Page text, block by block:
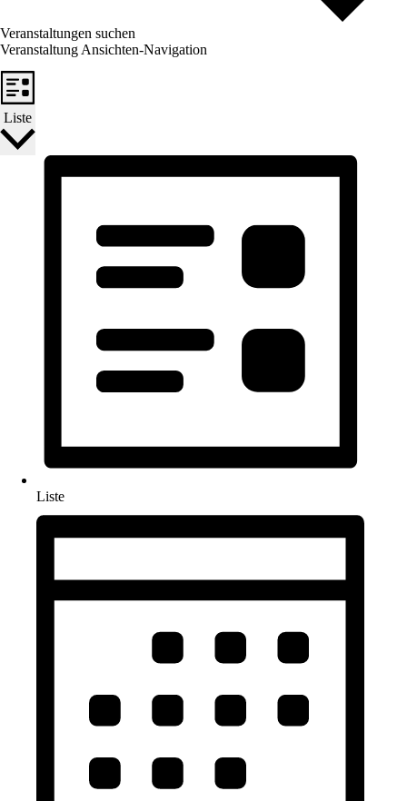
Veranstaltungen suchen
Veranstaltung Ansichten-Navigation
Liste
Liste